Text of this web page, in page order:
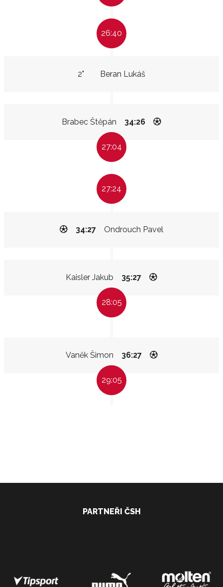
26:40
Beran Lukáš
2"
Brabec Štěpán 34:26
27:04
27:24
Ondrouch Pavel
34:27
Kaisler Jakub 35:27
28:05
Vaněk Šimon 36:27
29:05
PARTNEŘI ČSH